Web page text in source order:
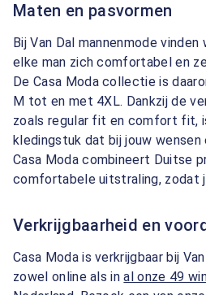
Maten en pasvormen
Bij Van Dal mannenmode
elke man zich comfortabel en
De Casa Moda collectie is
M tot en met 4XL. Dankzij de
zoals regular fit en comfort fit,
kledingstuk dat bij jouw wensen
Casa Moda combineert Duitse
comfortabele uitstraling, zodat
Verkrijgbaarheid en
Casa Moda is verkrijgbaar bij
zowel online als inal onze 49